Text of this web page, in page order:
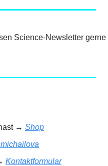
Science-Newsletter
→ Shop
Kontaktformular